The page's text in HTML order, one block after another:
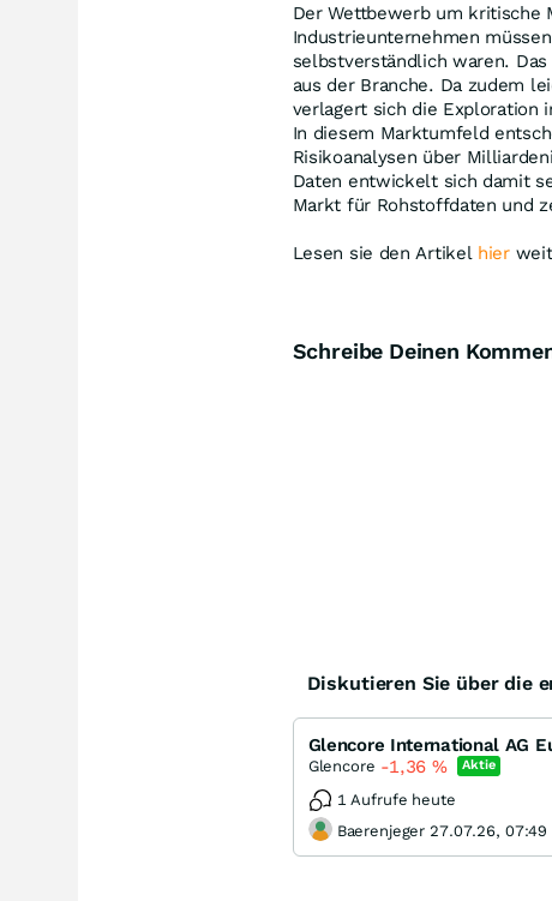
Der Wettbewerb um
Industrieunternehmen
selbstverständlich waren.
aus der Branche. Da zudem
verlagert sich die Exploration
In diesem Marktumfeld
Risikoanalysen über
Daten entwickelt sich damit
Markt für Rohstoffdaten und
Lesen sie den Artikel hier
Schreibe Deinen
Diskutieren Sie über die
Glencore -1,36 % Aktie
1 Aufrufe heute
Baerenjeger 27.07.26, 07:49